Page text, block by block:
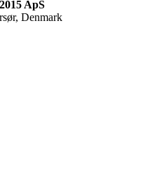
ApS
Denmark